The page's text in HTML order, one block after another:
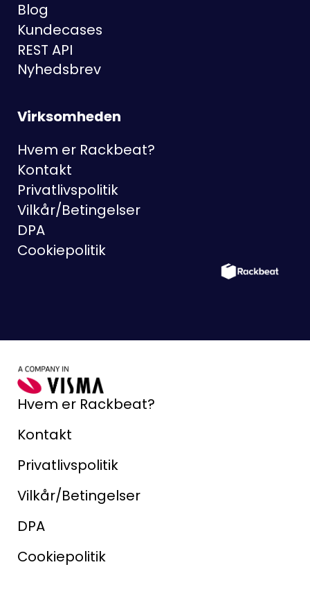
Blog
Kundecases
REST API
Nyhedsbrev
Virksomheden
Hvem er Rackbeat?
Kontakt
Privatlivspolitik
Vilkår/Betingelser
DPA
Cookiepolitik
Hvem er Rackbeat?
Kontakt
Privatlivspolitik
Vilkår/Betingelser
DPA
Cookiepolitik